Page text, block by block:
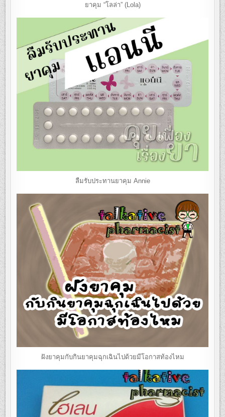
ยาคุม “โลล่า” (Lola)
ลืมรับประทานยาคุม Annie
ฝังยาคุมกับกินยาคุมฉุกเฉินไปด้วยมีโอกาสท้องไหม